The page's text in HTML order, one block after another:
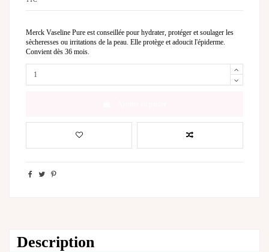
Merck Vaseline Pure est conseillée pour hydrater, protéger et soulager les
sècheresses ou irritations de la peau. Elle protège et adoucit l'épiderme.
Convient dès 36 mois.
Description